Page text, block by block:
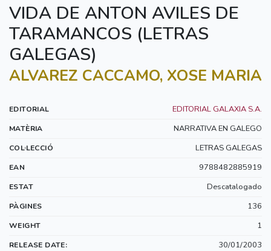
VIDA DE ANTON AVILES DE
TARAMANCOS (LETRAS
GALEGAS)
ALVAREZ CACCAMO, XOSE MARIA
EDITORIAL EDITORIAL GALAXIA S.A.
MATÈRIA NARRATIVA EN GALEGO
COL·LECCIÓ LETRAS GALEGAS
EAN 9788482885919
ESTAT Descatalogado
PÀGINES 136
WEIGHT 1
RELEASE DATE: 30/01/2003